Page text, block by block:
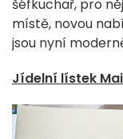
šéfkuchař, pro
místě, novou
jsou nyní
Jídelní lístek